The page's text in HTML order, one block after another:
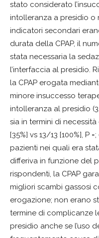
stato considerato
intolleranza a presidio o
indicatori secondari
durata della CPAP, il
stata necessaria la
l’interfaccia al presidio.
la CPAP erogata
minore insuccesso
intolleranza al presidio
sia in termini di
[35%] vs 13/13 [100%], P
pazienti nei quali era
differiva in funzione del
rispondenti, la CPAP
migliori scambi gassosi
erogazione; non erano
termine di complicanze
presidio anche se l’uso